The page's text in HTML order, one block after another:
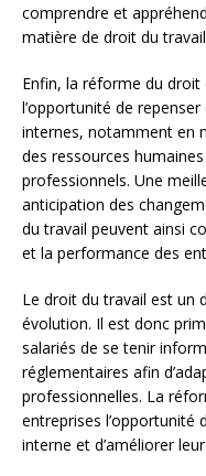
comprendre et
matière de droit du
Enfin, la réforme du
l’opportunité de
internes, notamment en
des ressources
professionnels. Une
anticipation des
du travail peuvent ainsi
et la performance des
Le droit du travail est un
évolution. Il est donc
salariés de se tenir
réglementaires afin
professionnelles. La
entreprises
interne et d’améliorer